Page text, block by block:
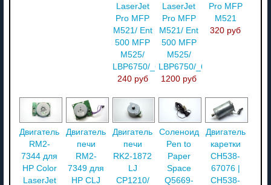
LaserJet
Pro MFP
M521/ Ent
500 MFP
M525/
LBP6750/_6700
240 руб
LaserJet
Pro MFP
M521/ Ent
500 MFP
M525/
LBP6750/_6700
1200 руб
Pro MFP
M521
320 руб
Двигатель
RM2-
7344 для
HP Color
LaserJet
Двигатель
печи
RM2-
7349 для
HP CLJ
Двигатель
печи
RK2-1872
LJ
CP1210/
Соленоид
Pen to
Paper
Space
Q5669-
Двигатель
каретки
CH538-
67076 |
CH538-